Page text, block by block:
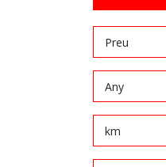
Preu
Any
km